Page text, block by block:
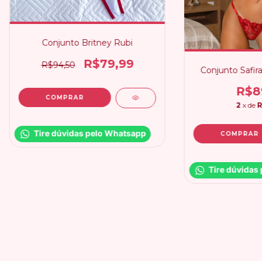
Conjunto Britney Rubi
R$94,50 R$79,99
COMPRAR
Tire dúvidas pelo Whatsapp
Conjunto
2 x de
COMPRAR
Tire dúvidas